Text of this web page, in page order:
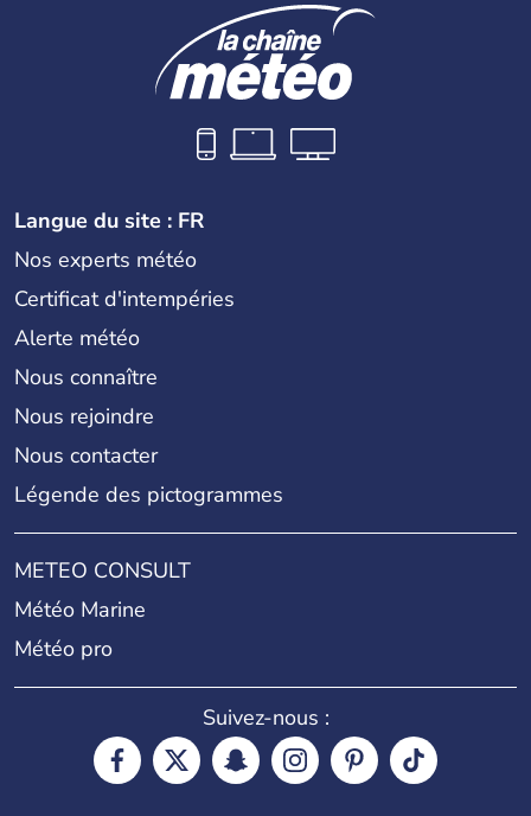
Langue du site : FR
Nos experts météo
Certificat d'intempéries
Alerte météo
Nous connaître
Nous rejoindre
Nous contacter
Légende des pictogrammes
METEO CONSULT
Météo Marine
Météo pro
Suivez-nous :